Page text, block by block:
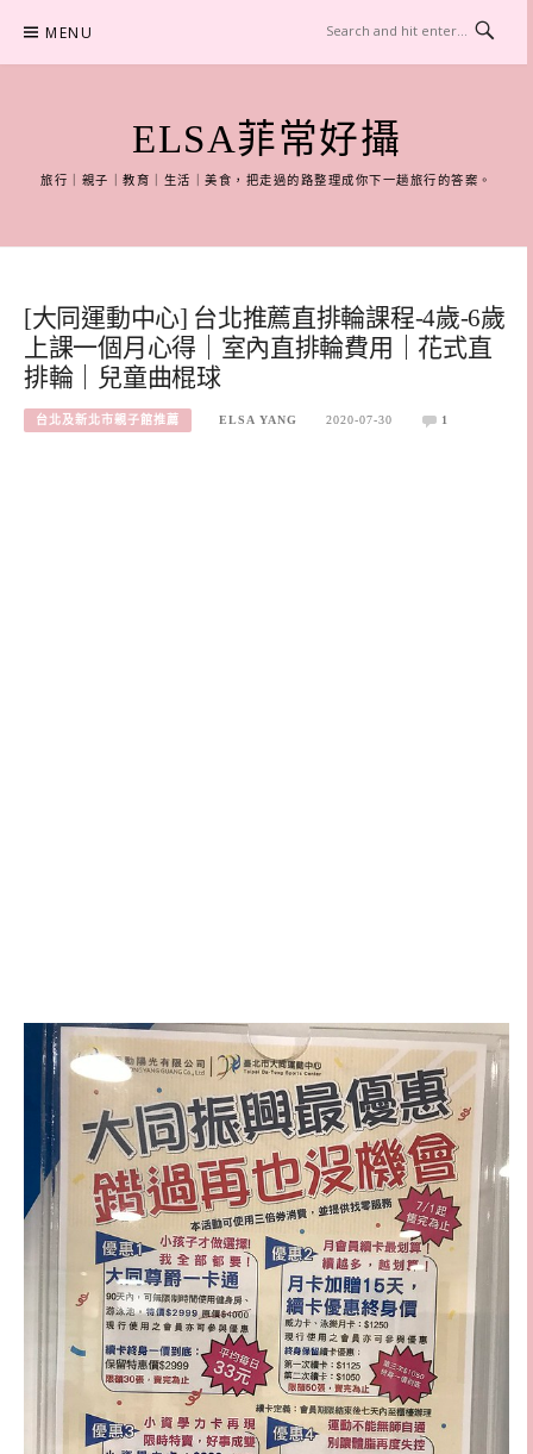
content
MENU
ELSA菲常好攝
旅行｜親子｜教育｜生活｜美食，把走過的路整理成你下一趟旅行的答案。
[大同運動中心] 台北推薦直排輪課程-4歲-6歲
上課一個月心得｜室內直排輪費用｜花式直
排輪｜兒童曲棍球
台北及新北市親子館推薦 ELSA YANG 2020-07-30 1